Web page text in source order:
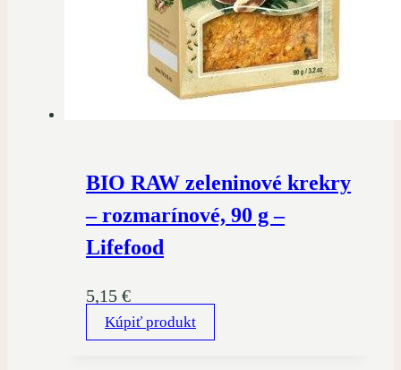
BIO RAW zeleninové krekry
– rozmarínové, 90 g –
Lifefood
5,15 €
Kúpiť produkt